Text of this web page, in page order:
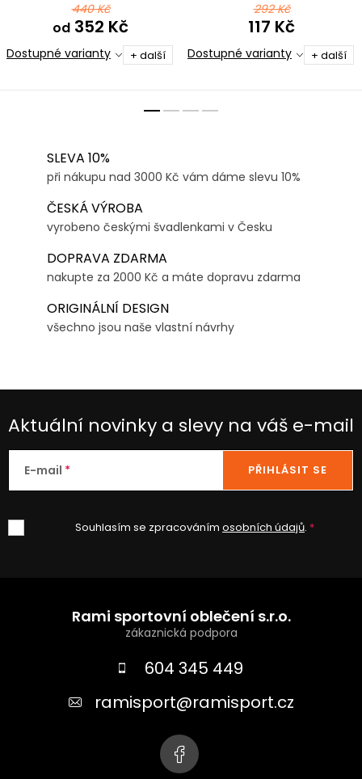
440 Kč
od 352 Kč
Dostupné varianty + další
292 Kč
117 Kč
Dostupné varianty + další
SLEVA 10%
při nákupu nad 3000 Kč vám dáme slevu 10%
ČESKÁ VÝROBA
vyrobeno českými švadlenkami v Česku
DOPRAVA ZDARMA
nakupte za 2000 Kč a máte dopravu zdarma
ORIGINÁLNÍ DESIGN
všechno jsou naše vlastní návrhy
Aktuální novinky a slevy na váš e-mail
E-mail
Souhlasím se zpracováním osobních údajů.
PŘIHLÁSIT SE
Rami sportovní oblečení s.r.o.
604 345 449
ramisport@ramisport.cz